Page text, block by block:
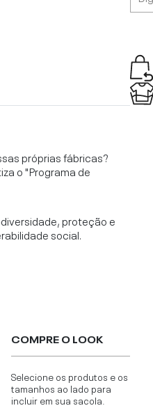
próprias fábricas?
o "Programa de
proteção e
social.
COMPRE O LOOK
Selecione os produtos e os
tamanhos ao lado para
incluir em sua sacola.